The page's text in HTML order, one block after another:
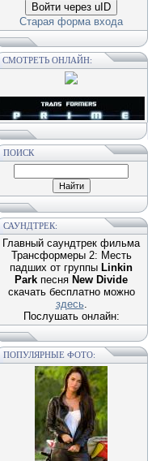
Войти через uID
Старая форма входа
СМОТРЕТЬ ОНЛАЙН:
ПОИСК
САУНДТРЕК:
Главный саундтрек фильма
Трансформеры 2: Месть
падших от группы Linkin
Park песня New Divide
скачать бесплатно можно
здесь.
Послушать онлайн:
ПОПУЛЯРНЫЕ ФОТО: